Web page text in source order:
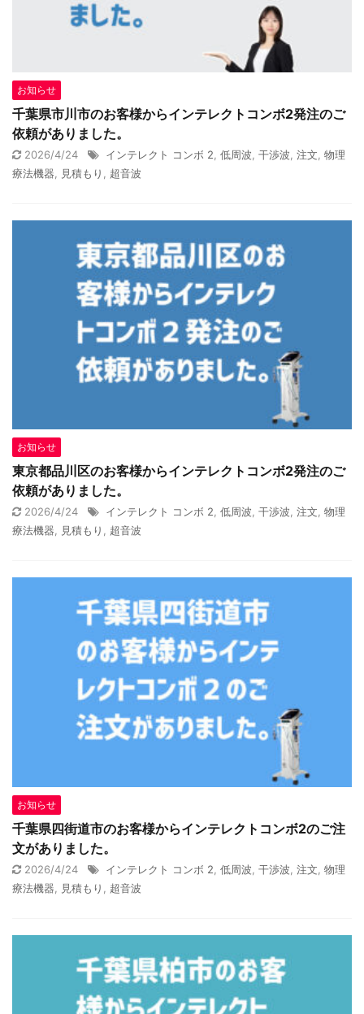
お知らせ
千葉県市川市のお客様からインテレクトコンボ2発注のご
依頼がありました。
2026/4/24 インテレクト コンボ 2 低周波 干渉波 注文 物理
療法機器
見積もり 超音波
お知らせ
東京都品川区のお客様からインテレクトコンボ2発注のご
依頼がありました。
2026/4/24 インテレクト コンボ 2, 低周波, 干渉波, 注文, 物理
療法機器, 見積もり , 超音波
お知らせ
千葉県四街道市のお客様からインテレクトコンボ2のご注
文がありました。
2026/4/24 インテレクト コンボ 2 低周波 干渉波 注文 物理
療法機器
見積もり 超音波